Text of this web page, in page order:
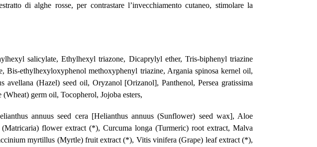
di alghe rosse, per contrastare l’invecchiamento cutaneo, stimolare la
salicylate, Ethylhexyl triazone, Dicaprylyl ether, Tris-biphenyl triazine
Bis-ethylhexyloxyphenol methoxyphenyl triazine, Argania spinosa kernel oil,
(Hazel) seed oil, Oryzanol [Orizanol], Panthenol, Persea gratissima
germ oil, Tocopherol, Jojoba esters,
annuus seed cera [Helianthus annuus (Sunflower) seed wax], Aloe
flower extract (*), Curcuma longa (Turmeric) root extract, Malva
myrtillus (Myrtle) fruit extract (*), Vitis vinifera (Grape) leaf extract (*),